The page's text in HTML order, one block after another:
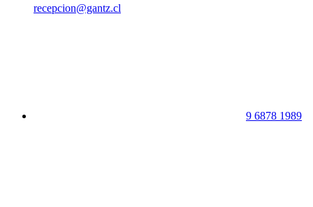
recepcion@gantz.cl
9 6878 1989